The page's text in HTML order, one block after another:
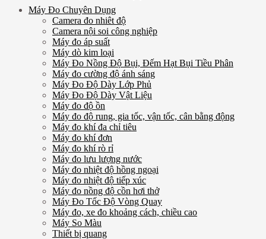
Máy Đo Chuyên Dụng
Camera đo nhiêt độ
Camera nội soi công nghiệp
Máy đo áp suất
Máy dò kim loại
Máy Đo Nồng Độ Bụi, Đếm Hạt Bụi Tiều Phân
Máy đo cường độ ánh sáng
Máy Đo Độ Dày Lớp Phủ
Máy Đo Độ Dày Vật Liệu
Máy đo độ ồn
Máy đo độ rung, gia tốc, vận tốc, cân bằng động
Máy đo khí đa chỉ tiêu
Máy đo khí đơn
Máy đo khí rò rỉ
Máy đo lưu lượng nước
Máy đo nhiệt độ hồng ngoại
Máy đo nhiệt độ tiếp xúc
Máy đo nồng độ cồn hơi thở
Máy Đo Tốc Độ Vòng Quay
Máy đo, xe đo khoảng cách, chiều cao
Máy So Màu
Thiết bị quang